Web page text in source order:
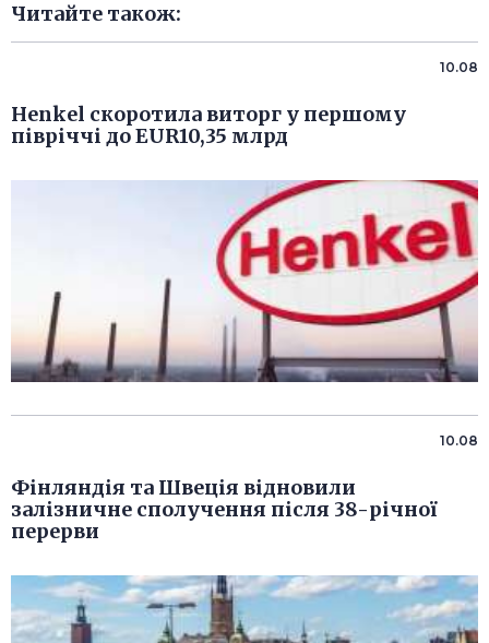
Читайте також:
10.08
Henkel скоротила виторг у першому
півріччі до EUR10,35 млрд
10.08
Фінляндія та Швеція відновили
залізничне сполучення після 38-річної
перерви